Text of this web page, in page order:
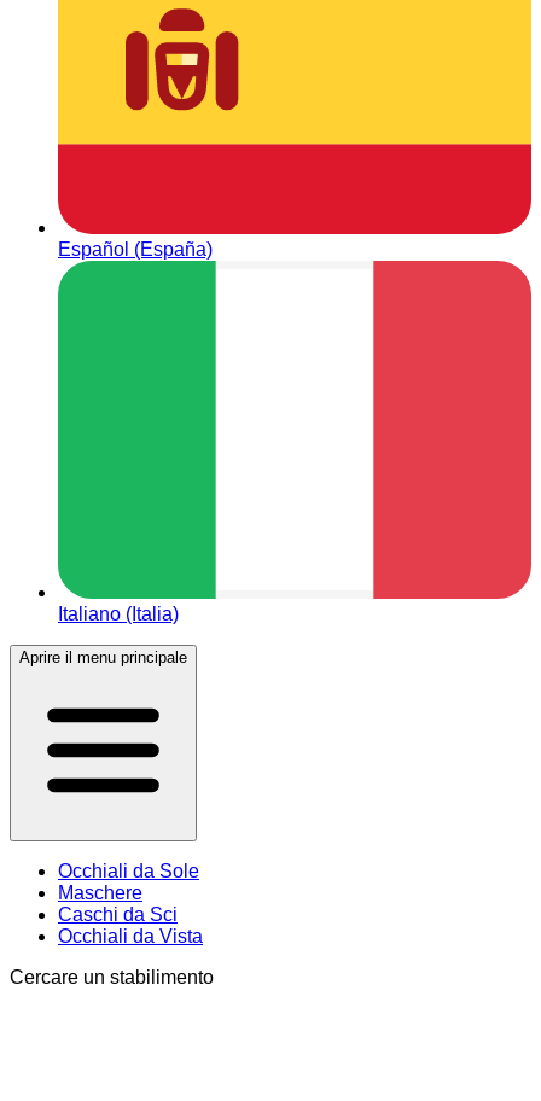
Español (España)
Italiano (Italia)
Aprire il menu principale
Occhiali da Sole
Maschere
Caschi da Sci
Occhiali da Vista
Cercare un stabilimento